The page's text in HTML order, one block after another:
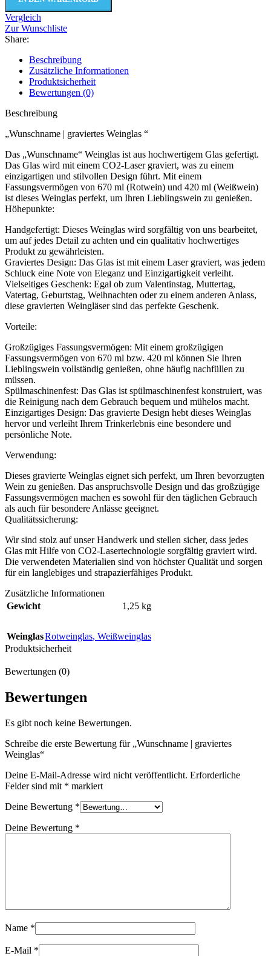
Vergleich
Zur Wunschliste
Share:
Beschreibung
Zusätzliche Informationen
Produktsicherheit
Bewertungen (0)
Beschreibung
„Wunschname | graviertes Weinglas “
Das „Wunschname“ Weinglas ist aus hochwertigem Glas gefertigt.
Das Glas wird mit einem CO2-Laser graviert, was zu einem
einzigartigen und stilvollen Design führt. Mit einem
Fassungsvermögen von 670 ml (Rotwein) und 420 ml (Weißwein)
ist dieses Weinglas perfekt, um Ihren Lieblingswein zu genießen.
Höhepunkte:
Handgefertigt: Dieses Weinglas wird sorgfältig von uns bearbeitet,
um auf jedes Detail zu achten und ein qualitativ hochwertiges
Produkt zu gewährleisten.
Graviertes Design: Das Glas ist mit einem Laser graviert, was jedem
Schluck eine Note von Eleganz und Einzigartigkeit verleiht.
Vielseitiges Geschenk: Egal ob zum Valentinstag, Muttertag,
Vatertag, Geburtstag, Weihnachten oder zu einem anderen Anlass,
diese gravierten Weingläser sind das perfekte Geschenk.
Vorteile:
Großzügiges Fassungsvermögen: Mit einem großzügigen
Fassungsvermögen von 670 ml bzw. 420 ml können Sie Ihren
Lieblingswein vollständig genießen, ohne häufig nachfüllen zu
müssen.
Spülmaschinenfest: Das Glas ist spülmaschinenfest konstruiert, was
die Reinigung nach dem Gebrauch bequem und mühelos macht.
Einzigartiges Design: Das gravierte Design hebt dieses Weinglas
hervor und verleiht Ihrem Trinkerlebnis eine besondere und
persönliche Note.
Verwendung:
Dieses gravierte Weinglas eignet sich perfekt, um Ihren bevorzugten
Wein zu genießen. Das anspruchsvolle Design und das großzügige
Fassungsvermögen machen es sowohl für den täglichen Gebrauch
als auch für besondere Anlässe geeignet.
Qualitätssicherung:
Wir sind stolz auf unser Handwerk und stellen sicher, dass jedes
Glas mit Hilfe von CO2-Lasertechnologie sorgfältig graviert wird.
Die verwendeten Materialien sind von höchster Qualität und sorgen
für ein langlebiges und strapazierfähiges Produkt.
Zusätzliche Informationen
Gewicht
1,25 kg
WeinglasRotweinglas, Weißweinglas
Produktsicherheit
Bewertungen (0)
Bewertungen
Es gibt noch keine Bewertungen.
Schreibe die erste Bewertung für „Wunschname | graviertes
Weinglas“
Deine E-Mail-Adresse wird nicht veröffentlicht. Erforderliche
Felder sind mit * markiert
Deine Bewertung *
Deine Bewertung *
Name *
E-Mail *